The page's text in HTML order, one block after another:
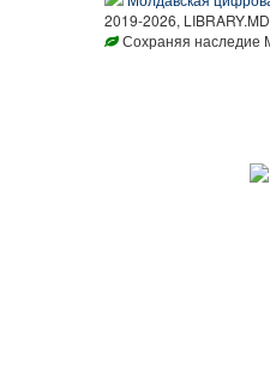
2019-2026,
Сохраняя наследие